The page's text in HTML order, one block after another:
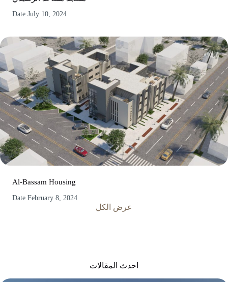
Date July 10, 2024
Al-Bassam Housing
Date February 8, 2024
عرض الكل
احدث المقالات